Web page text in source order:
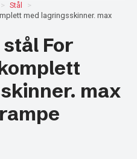
Stål
med lagringsskinner. max
For
max